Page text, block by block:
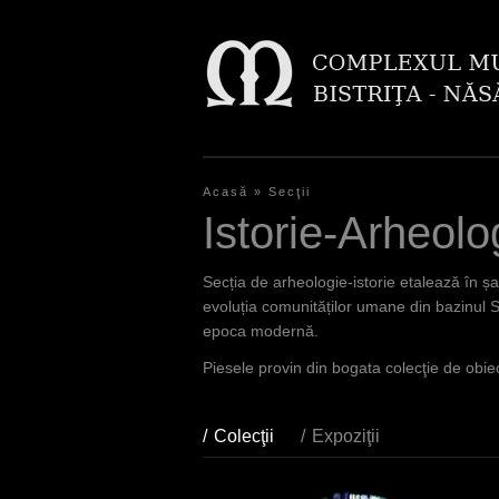
S
e
s
d
h
Acasă » Secţii
Istorie-
Secția de arheologie-istorie etalează în
evoluția comunităților umane din bazinul
epoca modernă.
Piesele provin din bogata colecţie de
Colecţii (aktiver Reiter)
Expoziţii